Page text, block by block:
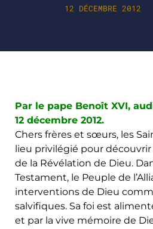
12 DÉCEMBRE 2012
Par le pape Benoît XVI,
12 décembre 2012.
Chers frères et sœurs, les
lieu privilégié pour
de la Révélation de Dieu.
Testament, le Peuple de
interventions de Dieu
salvifiques. Sa foi est
et par la vive mémoire de